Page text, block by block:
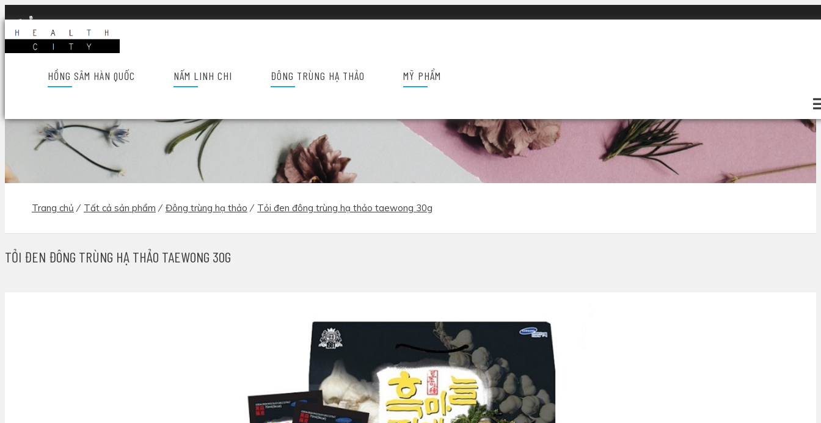
Hotline: 028 6689 8686
HỒNG SÂM HÀN QUỐC NẤM LINH CHI ĐÔNG TRÙNG HẠ THẢO MỸ PHẨM
Trang chủ / Tất cả sản phẩm / Đông trùng hạ thảo / Tỏi đen đông trùng hạ thảo taewong 30g
TỎI ĐEN ĐÔNG TRÙNG HẠ THẢO TAEWONG 30G